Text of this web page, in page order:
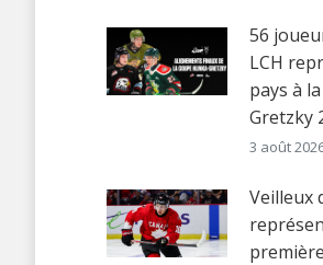
56
LCH
pays à
Gretzky
3 août
Veilleux